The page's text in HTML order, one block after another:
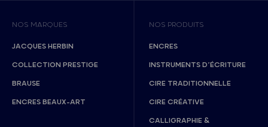
NOS MARQUES
JACQUES HERBIN
COLLECTION PRESTIGE
BRAUSE
ENCRES BEAUX-ART
NOS PRODUITS
ENCRES
INSTRUMENTS D’ÉCRITURE
CIRE TRADITIONNELLE
CIRE CRÉATIVE
CALLIGRAPHIE &